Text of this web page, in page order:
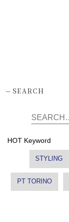
-SEARCH
HOT Keyword
STYLING
PT TORINO